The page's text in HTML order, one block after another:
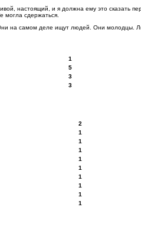
настоящий, и я должна ему это сказать
могла сдержаться.
на самом деле ищут людей. Они молодцы.
1
5
3
3
2
1
1
1
1
1
1
1
1
1